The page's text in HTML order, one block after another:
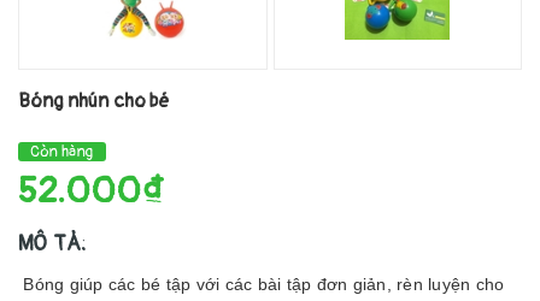
Bóng nhún cho bé
Còn hàng
52.000₫
MÔ TẢ:
Bóng giúp các bé tập với các bài tập đơn giản, rèn luyện cho